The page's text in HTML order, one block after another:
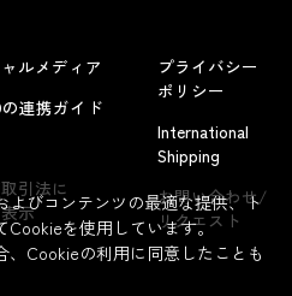
ルメディア
の連携ガイド
引法に
示
プライバシー
ポリシー
International
Shipping
お問い合わせ/
リクエスト
よびコンテンツの最適な提供、ト
Cookieを使用しています。
Cookieの利用に同意したことも